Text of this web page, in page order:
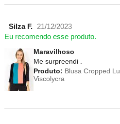
Silza F. 21/12/2023
Eu recomendo esse produto.
Maravilhoso
Me surpreendi .
Produto: Blusa Cropped
Viscolycra